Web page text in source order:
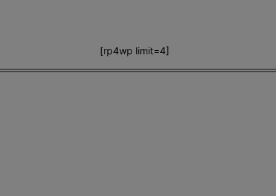
[rp4wp limit=4]